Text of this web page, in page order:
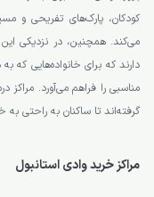
کودکان، پارک‌های تفریحی و
می‌کند. همچنین، در نزدیکی این
دارند که برای خانواده‌هایی که
مناسبی را فراهم می‌آورد. مراکز
گرفته‌اند تا ساکنان به راحتی
مراکز خرید وادی استانبول